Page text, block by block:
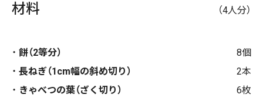
材料 （4人分）
餅（2等分）
8個
長ねぎ（1cm幅の斜め切り）
2本
きゃべつの葉（ざく切り）
6枚